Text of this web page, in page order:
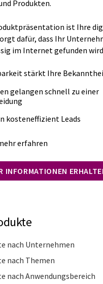
Produkten.
ist Ihre
dafür, dass Ihr
im Internet gefunden
stärkt Ihre
gelangen schnell zu einer
kosteneffizient Leads
erfahren
INFORMATIONEN
nach Unternehmen
nach Themen
nach Anwendungsbereich